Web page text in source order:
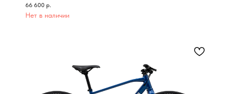
66 600 р.
Нет в наличии